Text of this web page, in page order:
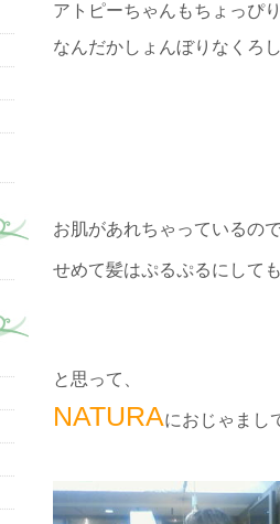
アトピーちゃんもちょっぴ
なんだかしょんぼりなくろ
お肌があれちゃっているの
せめて髪はぷるぷるにして
と思って、
NATURAにおじゃまし